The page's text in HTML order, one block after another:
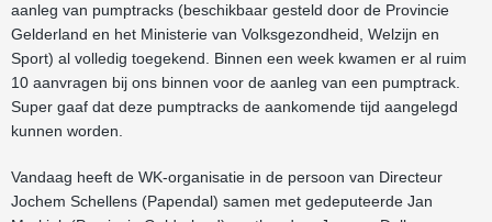
aanleg van pumptracks (beschikbaar gesteld door de Provincie
Gelderland en het Ministerie van Volksgezondheid, Welzijn en
Sport) al volledig toegekend. Binnen een week kwamen er al ruim
10 aanvragen bij ons binnen voor de aanleg van een pumptrack.
Super gaaf dat deze pumptracks de aankomende tijd aangelegd
kunnen worden.
Vandaag heeft de WK-organisatie in de persoon van Directeur
Jochem Schellens (Papendal) samen met gedeputeerde Jan